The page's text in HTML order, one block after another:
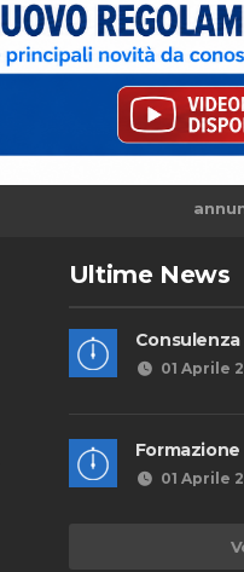
Ultime News
Consulenza
01 Aprile
Formazione
01 Aprile